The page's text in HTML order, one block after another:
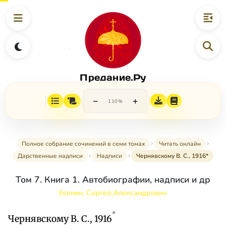
Предание.Ру
− 110% +
Полное собрание сочинений в семи томах
Читать онлайн
Дарственные надписи
Надписи Чернявскому В. С., 1916*
Том 7. Книга 1. Автобиографии, надписи и др
Есенин, Сергей Александрович
Чернявскому В. С., 1916*